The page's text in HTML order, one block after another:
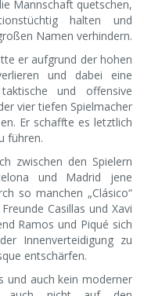
Mannschaft quetschen,
halten und
Namen verhindern.
er aufgrund der hohen
und dabei eine
und offensive
vier tiefen Spielmacher
Er schaffte es letztlich
führen.
zwischen den Spielern
und Madrid jene
so manchen „Clásico“
Casillas und Xavi
Ramos und Piqué sich
Innenverteidigung zu
entschärfen.
und auch kein moderner